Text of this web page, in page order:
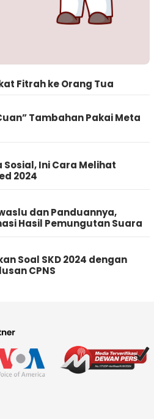
Fitrah ke Orang Tua
Tambahan Pakai Meta
Sosial, Ini Cara Melihat
2024
dan Panduannya,
Hasil Pemungutan Suara
Soal SKD 2024 dengan
CPNS